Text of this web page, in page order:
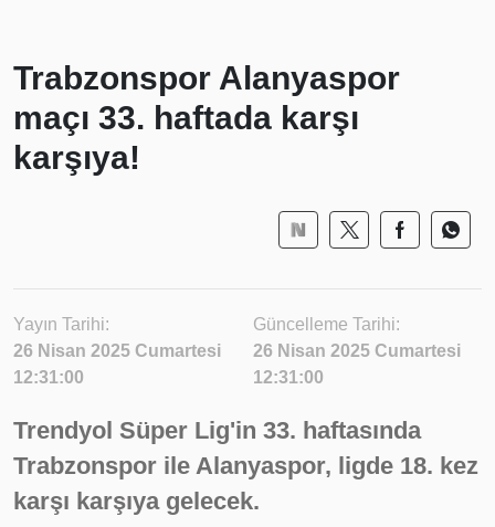
Trabzonspor Alanyaspor
maçı 33. haftada karşı
karşıya!
Yayın Tarihi:
26 Nisan 2025 Cumartesi
12:31:00
Güncelleme Tarihi:
26 Nisan 2025 Cumartesi
12:31:00
Trendyol Süper Lig'in 33. haftasında
Trabzonspor ile Alanyaspor, ligde 18. kez
karşı karşıya gelecek.